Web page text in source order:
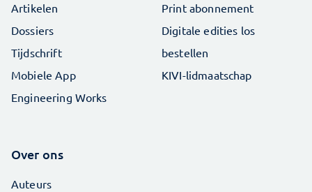
Artikelen
Dossiers
Tijdschrift
Mobiele App
Engineering Works
Print abonnement
Digitale edities los
bestellen
KIVI-lidmaatschap
Over ons
Auteurs